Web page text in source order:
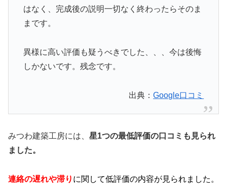
はなく、完成後の説明一切なく終わったらそのま
まです。
異様に高い評価も疑うべきでした、、、今は後悔
しかないです。残念です。
出典：Google口コミ
みつわ建築工房には、 星1つの最低評価の口コミも見られ
ました。
連絡の遅れや滞り に関して低評価の内容が見られました。